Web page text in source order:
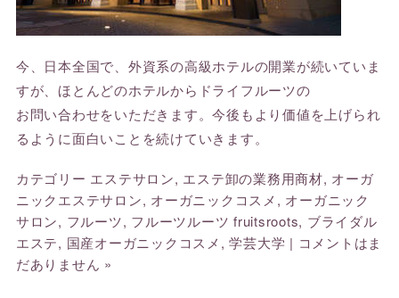
今、日本全国で、外資系の高級ホテルの開業が続いていま
すが、ほとんどのホテルからドライフルーツの
お問い合わせをいただきます。今後もより価値を上げられ
るように面白いことを続けていきます。
カテゴリー エステサロン, エステ卸の業務用商材, オーガ
ニックエステサロン, オーガニックコスメ , オーガニック
サロン, フルーツ, フルーツルーツ fruitsroots, ブライダル
エステ, 国産オーガニックコスメ ,学芸大学 | コメントはま
だありません »